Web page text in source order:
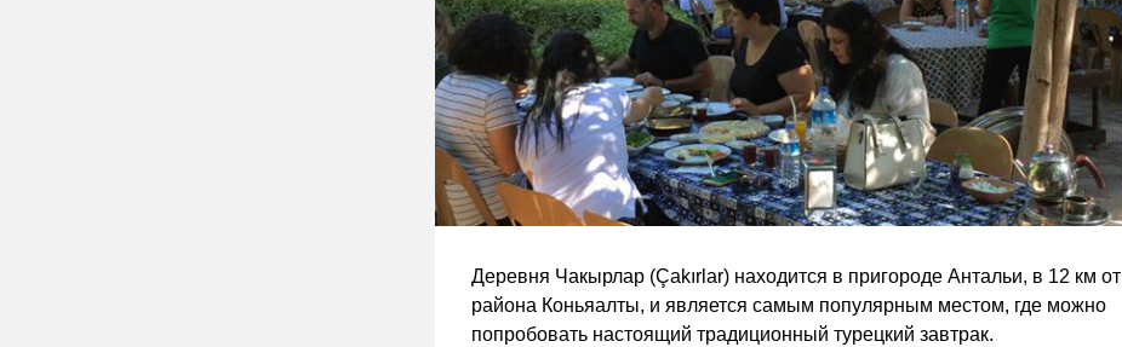
Деревня Чакырлар (Çakırlar) находится в пригороде Антальи, в 12 км от
района Коньяалты, и является самым популярным местом, где можно
попробовать настоящий традиционный турецкий завтрак.